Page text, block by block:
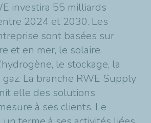
investira 55 milliards
2024 et 2030. Les
sont basées sur
et en mer, le solaire,
le stockage, la
La branche RWE Supply
elle des solutions
à ses clients. Le